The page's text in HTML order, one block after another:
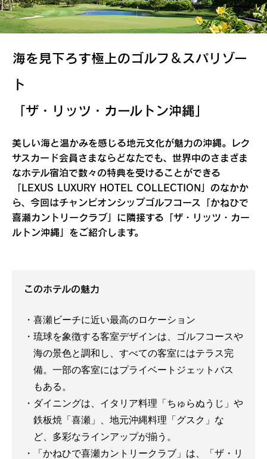
海を見下ろす極上のゴルフ＆スパリゾー
ト
「ザ・リッツ・カールトン沖縄」
美しい海と温かみを感じる地元文化が魅力の沖縄。レク
サスカード会員さまならどなたでも、世界中のさまざま
なホテル宿泊で数々の特典を受けることができる
「LEXUS LUXURY HOTEL COLLECTION」のなかか
ら、今回はチャンピオンシップゴルフコース「かねひで
喜瀬カントリークラブ」に隣接する「ザ・リッツ・カー
ルトン沖縄」をご紹介します。
このホテルの魅力
喜瀬ビーチに近い最高のロケーション
琉球を象徴する客室デザインは、ゴルフコースや
海の景色と調和し、すべての客室にはテラス完
備。一部の客室にはプライベートジェットバス
もある。
ダイニングは、イタリア料理「ちゅらぬうじ」や
鉄板焼「喜瀬」、地元沖縄料理「グスク」な
ど、多彩なラインアップが揃う。
「かねひで喜瀬カントリークラブ」は、「ザ・リ